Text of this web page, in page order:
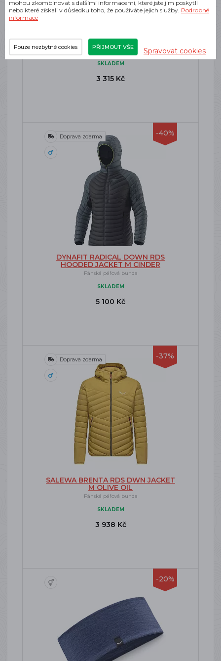
HD JKT M RED ORANGE
Pánská izolační bunda
SKLADEM
3 315 Kč
-40%
Doprava zdarma
DYNAFIT RADICAL DOWN RDS
HOODED JACKET M CINDER
Pánská péřová bunda
SKLADEM
5 100 Kč
-37%
Doprava zdarma
SALEWA BRENTA RDS DWN JACKET
M OLIVE OIL
Pánská péřová bunda
SKLADEM
3 938 Kč
-20%
mohou zkombinovat s dalšími informacemi, které jste jim poskytli
nebo které získali v důsledku toho, že používáte jejich služby. Podrobné
informace
Pouze nezbytné cookies PŘIJMOUT VŠE Spravovat cookies